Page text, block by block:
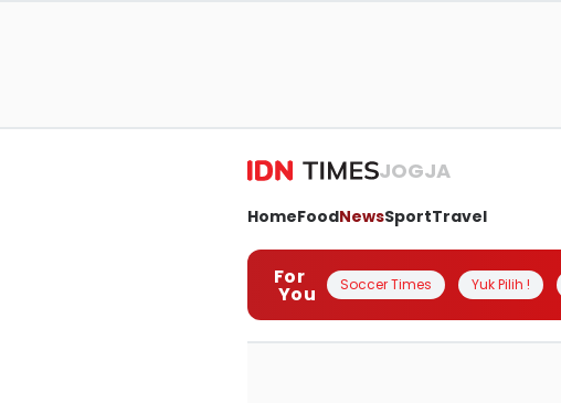
JOGJA
HomeFoodNewsSportTravel
For
You Soccer Times Yuk Pilih !